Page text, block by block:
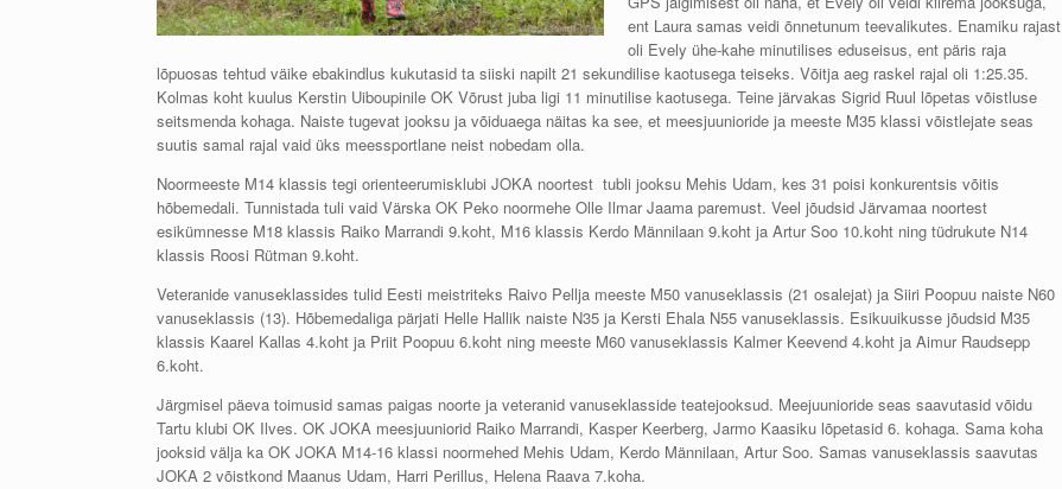
ent Laura samas veidi õnnetunum teevalikutes. Enamiku rajast
oli Evely ühe-kahe minutilises eduseisus, ent päris raja
lõpuosas tehtud väike ebakindlus kukutasid ta siiski napilt 21 sekundilise kaotusega teiseks. Võitja aeg raskel rajal oli 1:25.35.
Kolmas koht kuulus Kerstin Uiboupinile OK Võrust juba ligi 11 minutilise kaotusega. Teine järvakas Sigrid Ruul lõpetas võistluse
seitsmenda kohaga. Naiste tugevat jooksu ja võiduaega näitas ka see, et meesjuunioride ja meeste M35 klassi võistlejate seas
suutis samal rajal vaid üks meessportlane neist nobedam olla.
Noormeeste M14 klassis tegi orienteerumisklubi JOKA noortest tubli jooksu Mehis Udam, kes 31 poisi konkurentsis võitis
hõbemedali. Tunnistada tuli vaid Värska OK Peko noormehe Olle Ilmar Jaama paremust. Veel jõudsid Järvamaa noortest
esikümnesse M18 klassis Raiko Marrandi 9.koht, M16 klassis Kerdo Männilaan 9.koht ja Artur Soo 10.koht ning tüdrukute N14
klassis Roosi Rütman 9.koht.
Veteranide vanuseklassides tulid Eesti meistriteks Raivo Pellja meeste M50 vanuseklassis (21 osalejat) ja Siiri Poopuu naiste N60
vanuseklassis (13). Hõbemedaliga pärjati Helle Hallik naiste N35 ja Kersti Ehala N55 vanuseklassis. Esikuuikusse jõudsid M35
klassis Kaarel Kallas 4.koht ja Priit Poopuu 6.koht ning meeste M60 vanuseklassis Kalmer Keevend 4.koht ja Aimur Raudsepp
6.koht.
Järgmisel päeva toimusid samas paigas noorte ja veteranid vanuseklasside teatejooksud. Meejuunioride seas saavutasid võidu
Tartu klubi OK Ilves. OK JOKA meesjuuniorid Raiko Marrandi, Kasper Keerberg, Jarmo Kaasiku lõpetasid 6. kohaga. Sama koha
jooksid välja ka OK JOKA M14-16 klassi noormehed Mehis Udam, Kerdo Männilaan, Artur Soo. Samas vanuseklassis saavutas
JOKA 2 võistkond Maanus Udam, Harri Perillus, Helena Raava 7.koha.